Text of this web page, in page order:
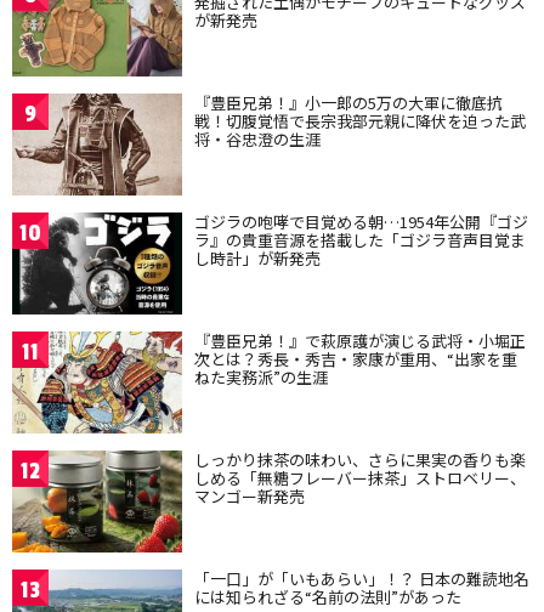
が新発売
9 『豊臣兄弟！』小一郎の5万の大軍に徹底抗
戦！切腹覚悟で長宗我部元親に降伏を迫った武
将・谷忠澄の生涯
10 ゴジラの咆哮で目覚める朝…1954年公開『ゴジ
ラ』の貴重音源を搭載した「ゴジラ音声目覚ま
し時計」が新発売
11 『豊臣兄弟！』で萩原護が演じる武将・小堀正
次とは？秀長・秀吉・家康が重用、“出家を重
ねた実務派”の生涯
12 しっかり抹茶の味わい、さらに果実の香りも楽
しめる「無糖フレーバー抹茶」ストロベリー、
マンゴー新発売
13 「一口」が「いもあらい」！？ 日本の難読地名
には知られざる“名前の法則”があった